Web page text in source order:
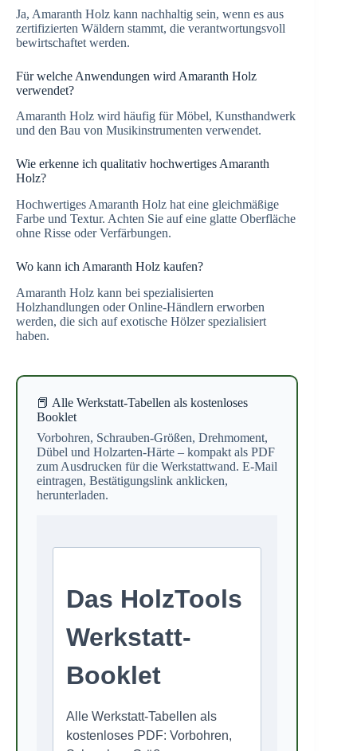
Ja, Amaranth Holz kann nachhaltig sein, wenn es aus
zertifizierten Wäldern stammt, die verantwortungsvoll
bewirtschaftet werden.
Für welche Anwendungen wird Amaranth Holz
verwendet?
Amaranth Holz wird häufig für Möbel, Kunsthandwerk
und den Bau von Musikinstrumenten verwendet.
Wie erkenne ich qualitativ hochwertiges Amaranth
Holz?
Hochwertiges Amaranth Holz hat eine gleichmäßige
Farbe und Textur. Achten Sie auf eine glatte Oberfläche
ohne Risse oder Verfärbungen.
Wo kann ich Amaranth Holz kaufen?
Amaranth Holz kann bei spezialisierten
Holzhandlungen oder Online-Händlern erworben
werden, die sich auf exotische Hölzer spezialisiert
haben.
📕 Alle Werkstatt-Tabellen als kostenloses
Booklet
Vorbohren, Schrauben-Größen, Drehmoment,
Dübel und Holzarten-Härte – kompakt als PDF
zum Ausdrucken für die Werkstattwand. E-Mail
eintragen, Bestätigungslink anklicken,
herunterladen.